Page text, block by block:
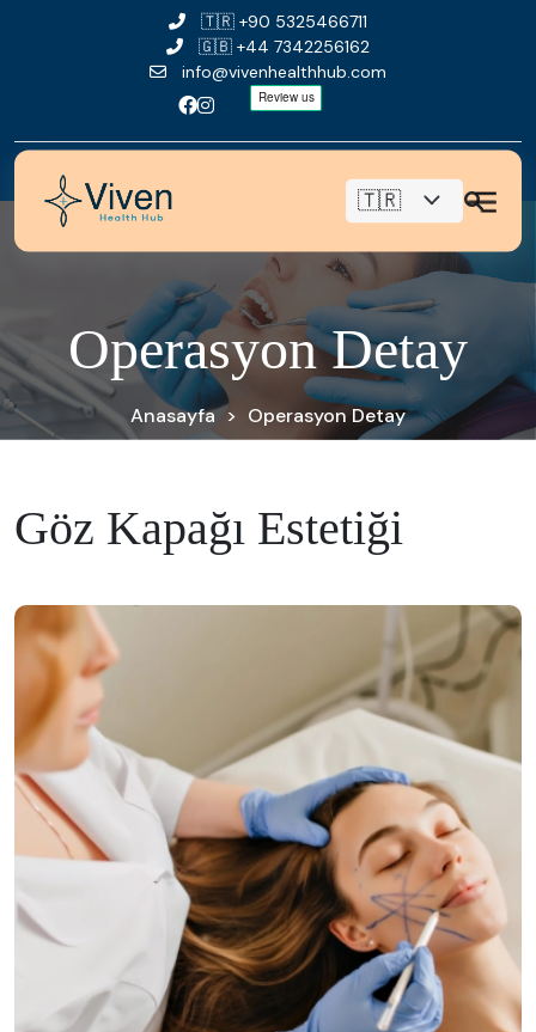
🇹🇷 +90 5325466711
🇬🇧 +44 7342256162
info@vivenhealthhub.com
Operasyon Detay
Anasayfa > Operasyon Detay
Göz Kapağı Estetiği